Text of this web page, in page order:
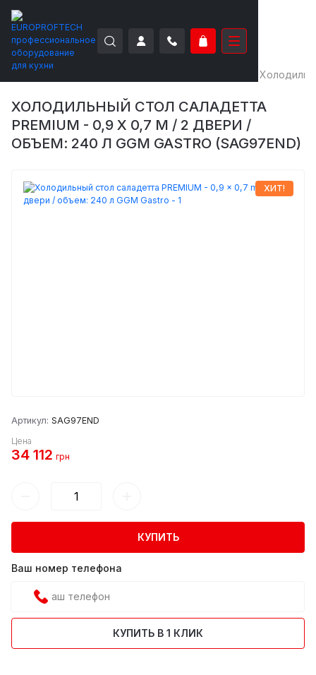
EUROPROFTECH
ХОЛОДИЛЬНЫЙ СТОЛ САЛАДЕТТА
PREMIUM - 0,9 X 0,7 M / 2 ДВЕРИ /
ОБЪЕМ: 240 Л GGM GASTRO (SAG97END)
ХИТ!
Артикул: SAG97END
Цена
34 112 грн
КУПИТЬ
Ваш номер телефона
КУПИТЬ В 1 КЛИК